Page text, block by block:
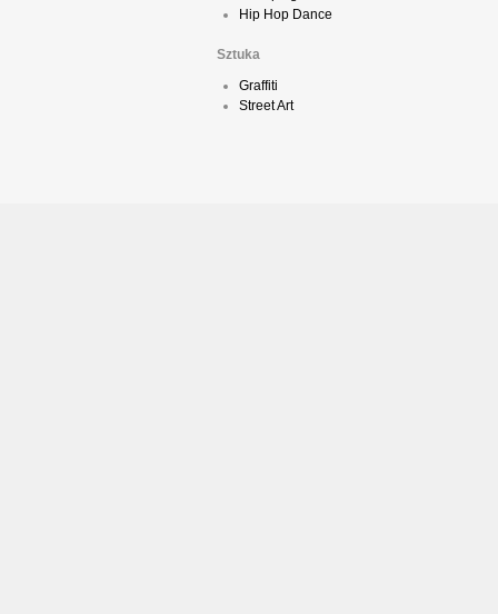
Hip Hop Dance
Sztuka
Graffiti
Street Art